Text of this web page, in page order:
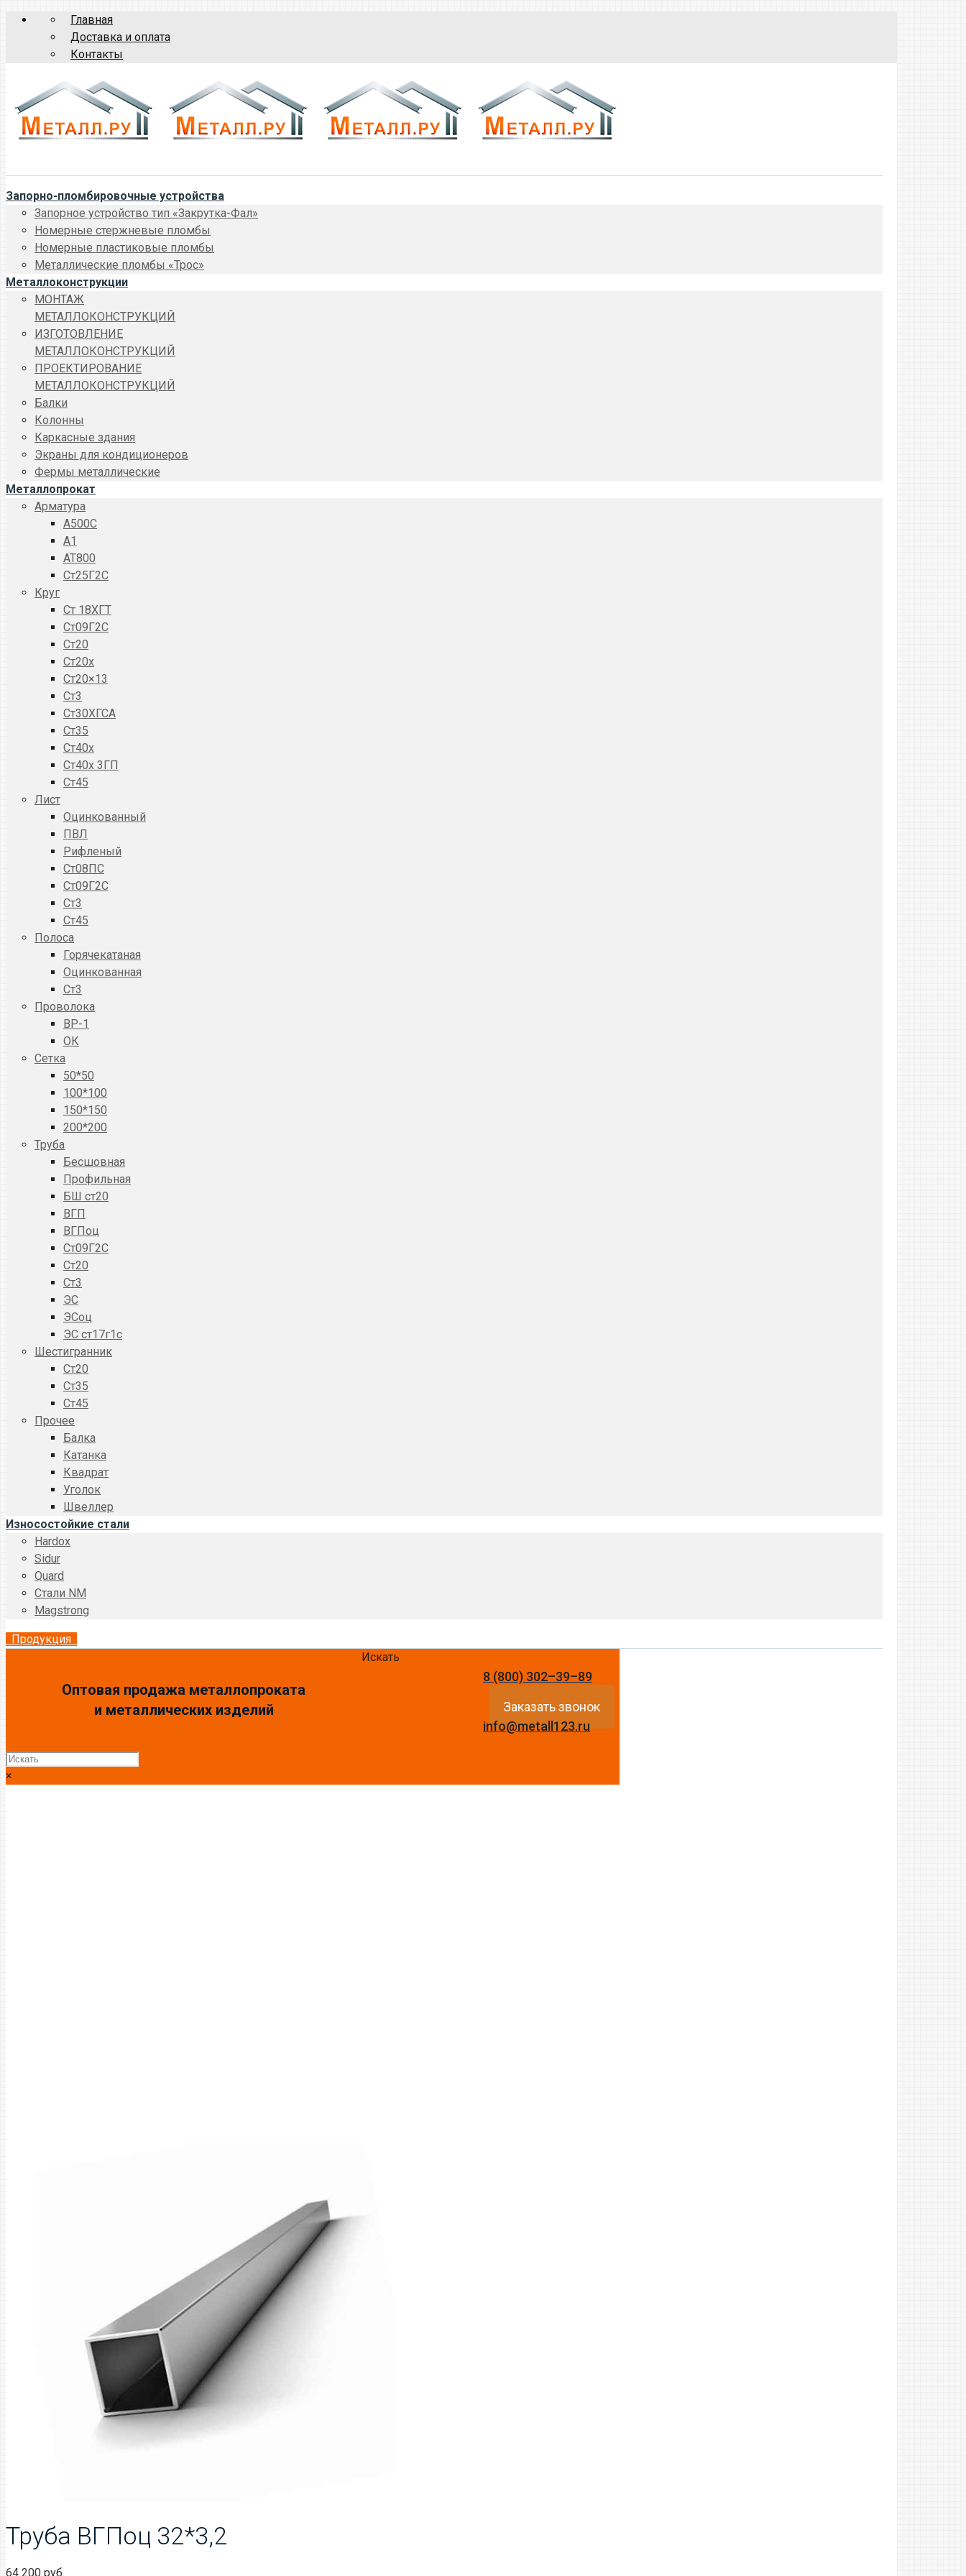
Главная
Доставка и оплата
Контакты
Запорно-пломбировочные устройства
Запорное устройство тип «Закрутка-Фал»
Номерные стержневые пломбы
Номерные пластиковые пломбы
Металлические пломбы «Трос»
Металлоконструкции
МОНТАЖ
МЕТАЛЛОКОНСТРУКЦИЙ
ИЗГОТОВЛЕНИЕ
МЕТАЛЛОКОНСТРУКЦИЙ
ПРОЕКТИРОВАНИЕ
МЕТАЛЛОКОНСТРУКЦИЙ
Балки
Колонны
Каркасные здания
Экраны для кондиционеров
Фермы металлические
Металлопрокат
Арматура
A500C
А1
АТ800
Ст25Г2С
Круг
Ст 18ХГТ
Ст09Г2С
Ст20
Ст20x
Ст20×13
Ст3
Ст30ХГСА
Ст35
Ст40х
Ст40х 3ГП
Ст45
Лист
Оцинкованный
ПВЛ
Рифленый
Ст08ПС
Ст09Г2С
Ст3
Ст45
Полоса
Горячекатаная
Оцинкованная
Ст3
Проволока
ВР-1
ОК
Сетка
50*50
100*100
150*150
200*200
Труба
Бесшовная
Профильная
БШ ст20
ВГП
ВГПоц
Ст09Г2С
Ст20
Ст3
ЭС
ЭСоц
ЭС ст17г1с
Шестигранник
Ст20
Ст35
Ст45
Прочее
Балка
Катанка
Квадрат
Уголок
Швеллер
Износостойкие стали
Hardox
Sidur
Quard
Стали NM
Magstrong
Продукция
Оптовая продажа металлопроката
и металлических изделий
8 (800) 302–39–89
Заказать звонок
info@metall123.ru
Искать
×
Труба ВГПоц 32*3,2
64 200 руб.